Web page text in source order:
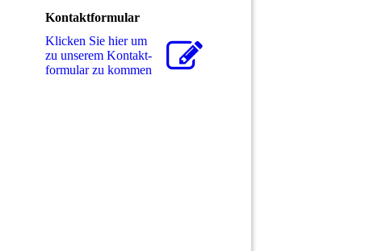
Kontaktformular
Klicken Sie hier um
zu unserem Kon­takt­
for­mu­lar zu kommen